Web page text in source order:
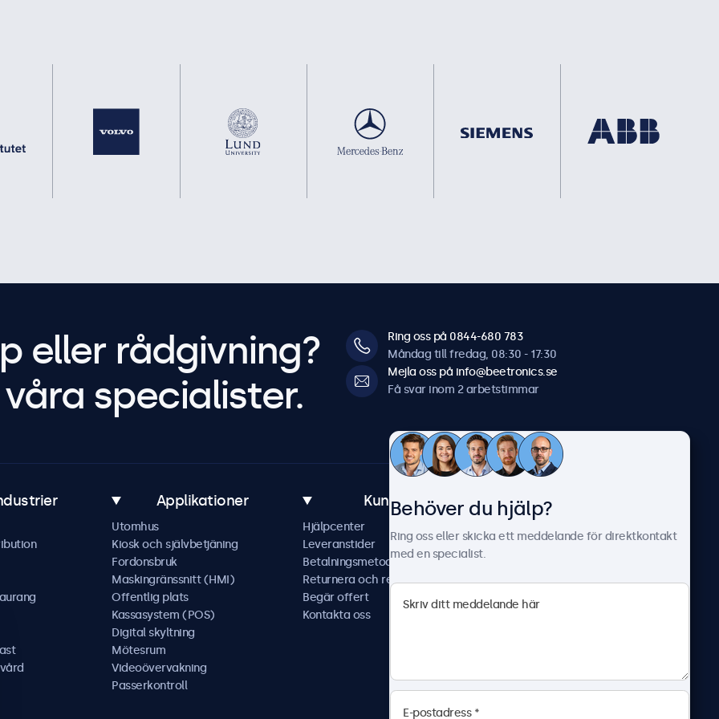
eller rådgivning?
specialister.
Ring oss på 0844-680 783
Måndag till fredag, 08:30 - 17:30
Mejla oss på info@beetronics.se
Få svar inom 2 arbetstimmar
Applikationer
Utomhus
Kiosk och självbetjäning
Fordonsbruk
Maskingränssnitt (HMI)
Offentlig plats
Kassasystem (POS)
Digital skyltning
Mötesrum
Videoövervakning
Passerkontroll
Kundtjänst
Hjälpcenter
Leveranstider
Betalningsmetoder
Returnera och reparera
Begär offert
Kontakta oss
Om Beetronics
Nyheter & uppdateringar
Jobba hos oss
Allmänna villkor
Behöver du hjälp?
Ring oss eller skicka ett meddelande för direktkontakt
med en specialist.